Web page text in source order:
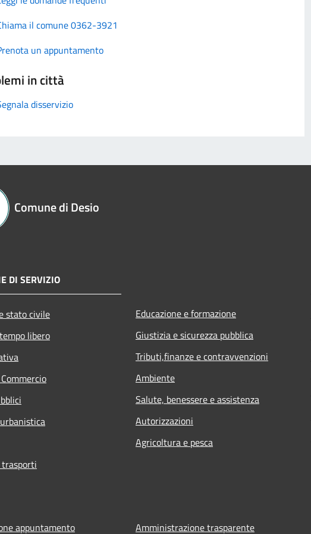
il comune 0362-3921
un appuntamento
in città
disservizio
Comune di Desio
DI SERVIZIO
stato civile
libero
Educazione e formazione
Giustizia e sicurezza pubblica
Tributi,finanze e contravvenzioni
Ambiente
Salute, benessere e assistenza
Autorizzazioni
Agricoltura e pesca
appuntamento Amministrazione trasparente